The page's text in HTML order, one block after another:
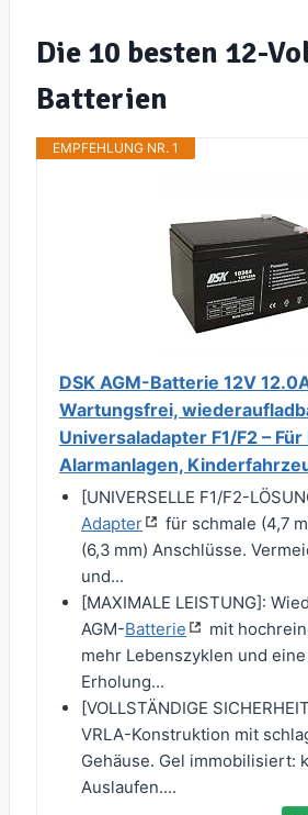
Die 10 besten 12-
Batterien
EMPFEHLUNG NR. 1
DSK AGM-Batterie 12V
Wartungsfrei,
Universaladapter F1/F2 – Für
Alarmanlagen,
[UNIVERSELLE F1/F2-
Adapter
für schmale (4,7
(6,3 mm) Anschlüsse.
und...
[MAXIMALE LEISTUNG]:
AGM-Batterie
mit
mehr Lebenszyklen und
Erholung...
[VOLLSTÄNDIGE
VRLA-Konstruktion mit
Gehäuse. Gel immobilisiert:
Auslaufen....